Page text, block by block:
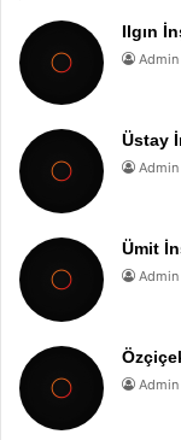
Ilgın
Admin
Üstay
Admin
Ümit
Admin
Admin